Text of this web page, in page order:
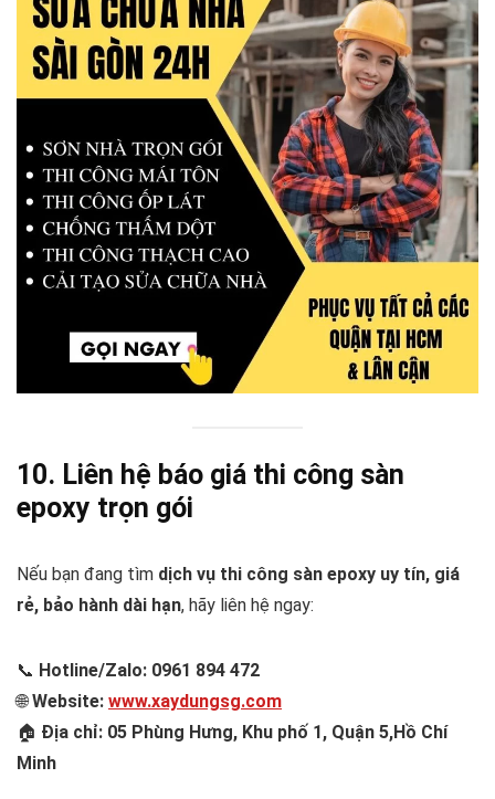
10. Liên hệ báo giá thi công sàn
epoxy trọn gói
Nếu bạn đang tìm dịch vụ thi công sàn epoxy uy tín, giá
rẻ, bảo hành dài hạn, hãy liên hệ ngay:
📞 Hotline/Zalo: 0961 894 472
🌐Website: www.xaydungsg.com
🏠 Địa chỉ: 05 Phùng Hưng, Khu phố 1, Quận 5,Hồ Chí
Minh